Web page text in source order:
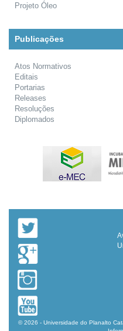
Projeto Óleo
Publicações
Atos Normativos
Editais
Portarias
Releases
Resoluções
Diplomados
© 2026 - Universidade do Planalto